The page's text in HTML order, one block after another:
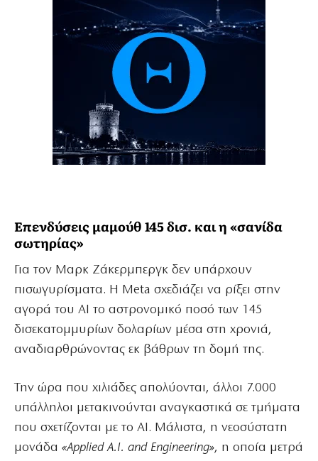
Επενδύσεις μαμούθ 145 δισ. και η «σανίδα
σωτηρίας»
Για τον Μαρκ Ζάκερμπεργκ δεν υπάρχουν
πισωγυρίσματα. Η Meta σχεδιάζει να ρίξει στην
αγορά του AI το αστρονομικό ποσό των 145
δισεκατομμυρίων δολαρίων μέσα στη χρονιά,
αναδιαρθρώνοντας εκ βάθρων τη δομή της.
Την ώρα που χιλιάδες απολύονται, άλλοι 7.000
υπάλληλοι μετακινούνται αναγκαστικά σε τμήματα
που σχετίζονται με το AI. Μάλιστα, η νεοσύστατη
μονάδα «Applied A.I. and Engineering», η οποία μετρά